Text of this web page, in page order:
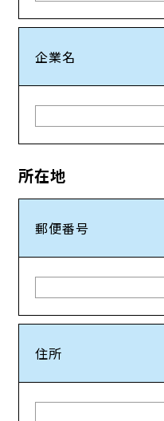
企業名
所在地
郵便番号
住所